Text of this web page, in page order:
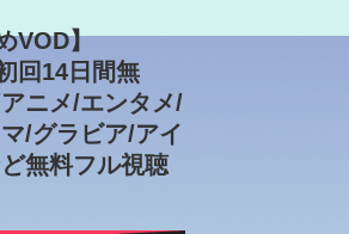
VOD】
回14日間無
ニメ/エンタメ/
/グラビア/アイ
無料フル視聴